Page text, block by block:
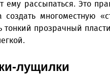
ему рассыпаться. Это
создать многоместную
тонкий прозрачный
лущилки